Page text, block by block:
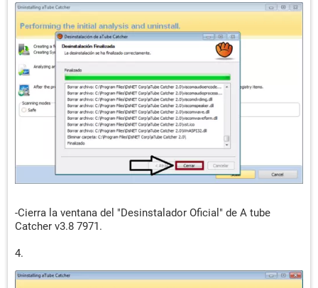
-Cierra la ventana del "Desinstalador Oficial" de A tube
Catcher v3.8 7971.
4.